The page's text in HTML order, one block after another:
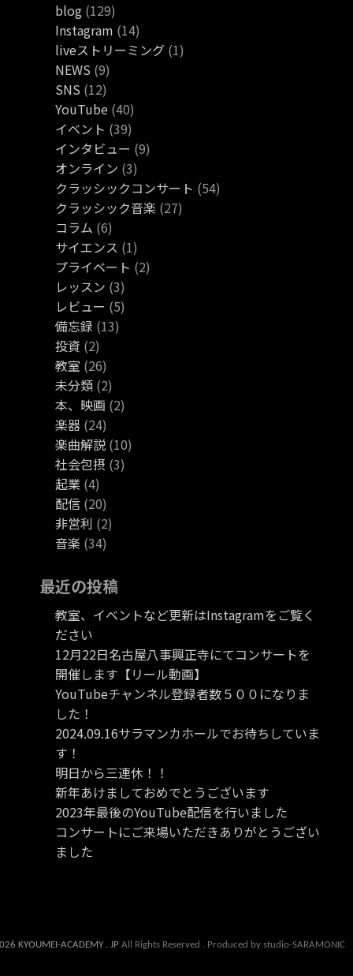
blog (129)
Instagram (14)
liveストリーミング (1)
NEWS (9)
SNS (12)
YouTube (40)
イベント (39)
インタビュー (9)
オンライン (3)
クラッシックコンサート (54)
クラッシック音楽 (27)
コラム (6)
サイエンス (1)
プライベート (2)
レッスン (3)
レビュー (5)
備忘録 (13)
投資 (2)
教室 (26)
未分類 (2)
本、映画 (2)
楽器 (24)
楽曲解説 (10)
社会包摂 (3)
起業 (4)
配信 (20)
非営利 (2)
音楽 (34)
最近の投稿
教室、イベントなど更新はInstagramをご覧く
ださい
12月22日名古屋八事興正寺にてコンサートを
開催します【リール動画】
YouTubeチャンネル登録者数５００になりま
した！
2024.09.16サラマンカホールでお待ちしていま
す！
明日から三連休！！
新年あけましておめでとうございます
2023年最後のYouTube配信を行いました
コンサートにご来場いただきありがとうござい
ました
KYOUMEI-ACADEMY . JP All Rights Reserved . Produced by studio-SARAMONIC